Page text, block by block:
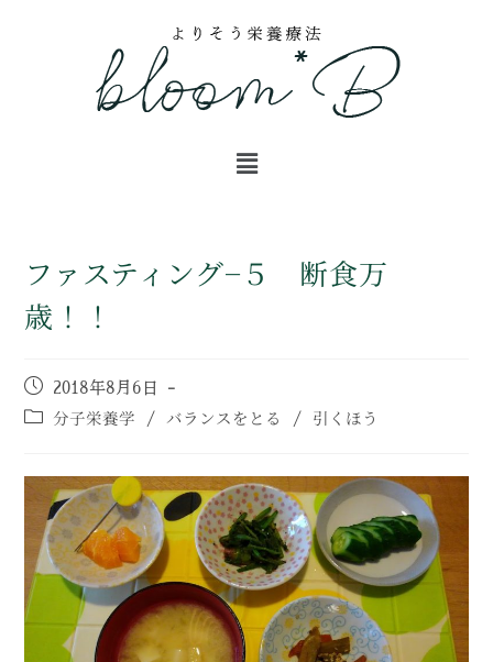
ファスティング−５ 断食万
歳！！
2018年8月6日
分子栄養学 / バランスをとる / 引くほう